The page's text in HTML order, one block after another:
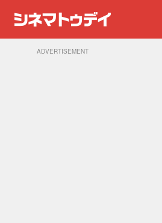
ADVERTISEMENT